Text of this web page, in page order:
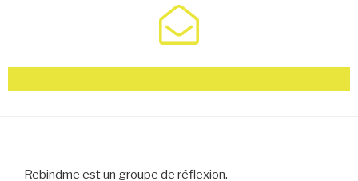
Rebindme est un groupe de réflexion.